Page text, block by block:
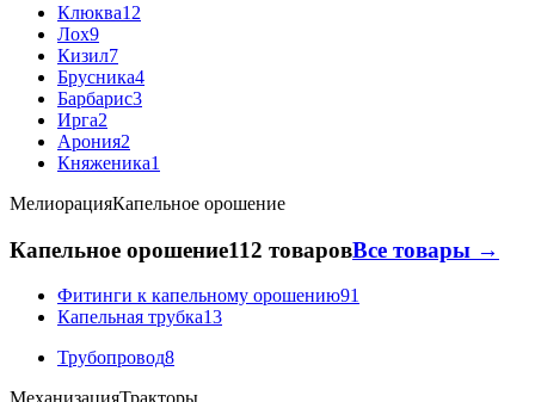
Клюква12
Лох9
Кизил7
Брусника4
Барбарис3
Ирга2
Арония2
Княженика1
МелиорацияКапельное орошение
Капельное орошение112 товаровВсе товары →
Фитинги к капельному орошению91
Капельная трубка13
Трубопровод8